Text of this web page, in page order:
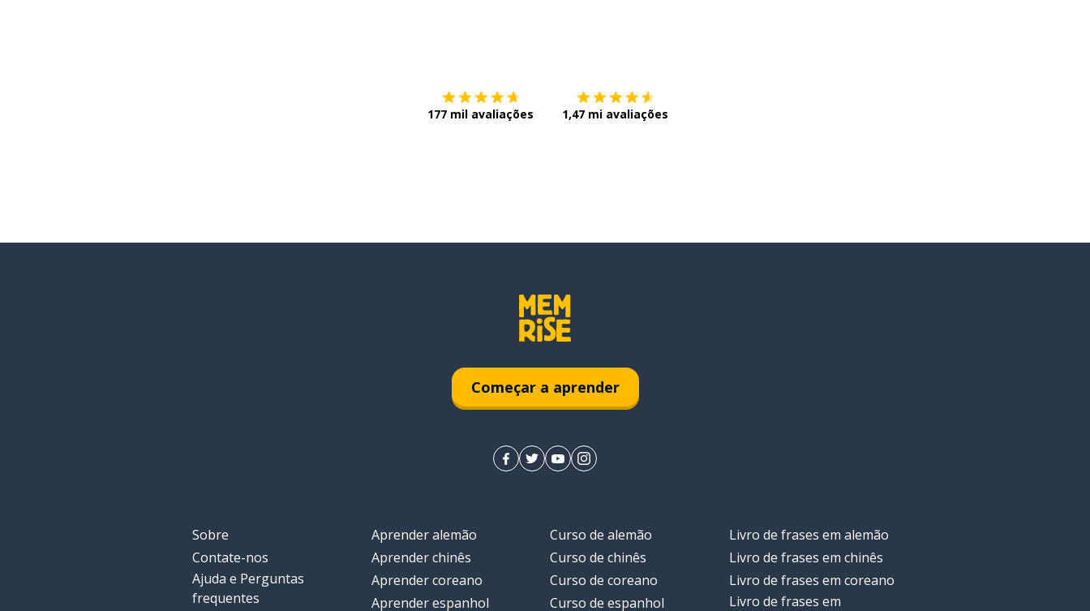
177 mil avaliações 1,47 mi avaliações
Começar a aprender
Sobre
Contate-nos
Ajuda e Perguntas
frequentes
Aprender alemão
Aprender chinês
Aprender coreano
Aprender espanhol
Curso de alemão
Curso de chinês
Curso de coreano
Curso de espanhol
Livro de frases em alemão
Livro de frases em chinês
Livro de frases em coreano
Livro de frases em